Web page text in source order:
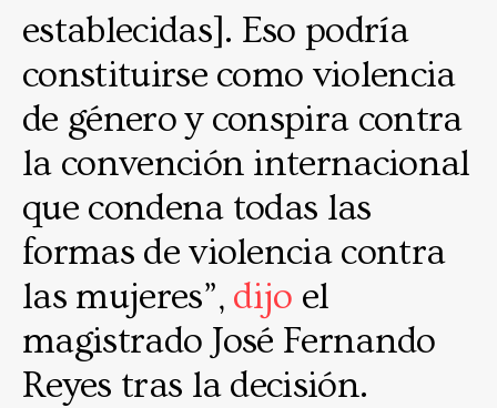
establecidas]. Eso podría
constituirse como violencia
de género y conspira contra
la convención internacional
que condena todas las
formas de violencia contra
las mujeres”, dijo el
magistrado José Fernando
Reyes tras la decisión.